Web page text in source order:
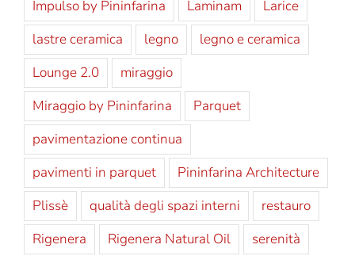
Impulso by Pininfarina Laminam
Larice
lastre ceramica
legno
legno e ceramica
Lounge 2.0
miraggio
Miraggio by Pininfarina
Parquet
pavimentazione continua
pavimenti in parquet
Pininfarina Architecture
Plissè
qualità degli spazi interni
restauro
Rigenera
Rigenera Natural Oil
serenità